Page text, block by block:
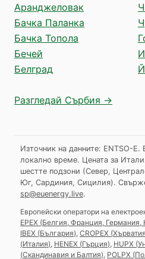
Аранджеловак
Бачка Паланка
Бачка Топола
Бечей
Белград
Разгледай Сърбия →
Източник на данните: ENTSO-E.
локално време. Цената за
шестте подзони (Север,
Юг, Сардиния, Сицилия).
sp@euenergy.live.
Европейски оператори на
EPEX (Белгия, Франция,
IBEX (България) CROPEX (Хърватия
(Италия) HENEX (Гърция) HUPX (
(Скандинавия и Балтия) POLPX (